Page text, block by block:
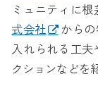
ミュニティに
式会社
から
入れられる工
クションなどを